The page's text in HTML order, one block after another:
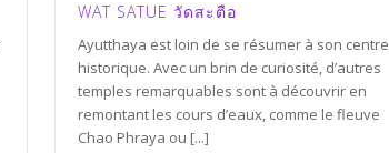
WAT SATUE วัดสะตือ
Ayutthaya est loin de se résumer à son centre
historique. Avec un brin de curiosité, d’autres
temples remarquables sont à découvrir en
remontant les cours d’eaux, comme le fleuve
Chao Phraya ou [...]